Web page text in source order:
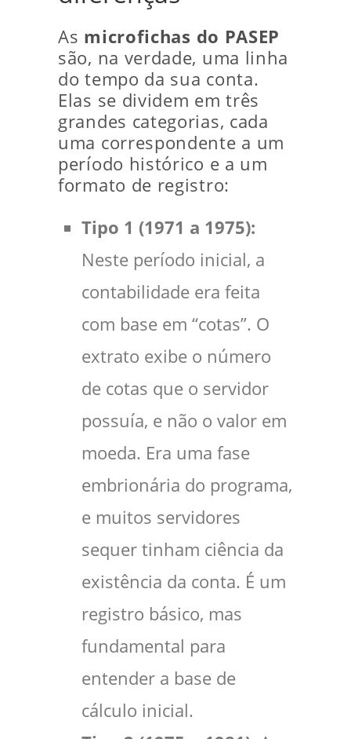
As microfichas do PASEP
são, na verdade, uma linha
do tempo da sua conta.
Elas se dividem em três
grandes categorias, cada
uma correspondente a um
período histórico e a um
formato de registro:
Tipo 1 (1971 a 1975):
Neste período inicial, a
contabilidade era feita
com base em “cotas”. O
extrato exibe o número
de cotas que o servidor
possuía, e não o valor em
moeda. Era uma fase
embrionária do programa,
e muitos servidores
sequer tinham ciência da
existência da conta. É um
registro básico, mas
fundamental para
entender a base de
cálculo inicial.